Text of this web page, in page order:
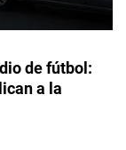
de fútbol:
a la